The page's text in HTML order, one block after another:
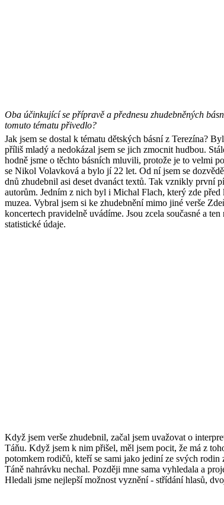
Oba účinkující se přípravě a přednesu zhudebněných
tomuto tématu přivedlo?
Jak jsem se dostal k tématu dětských básní z Terezína?
příliš mladý a nedokázal jsem se jich zmocnit hudbou.
hodně jsme o těchto básních mluvili, protože je to velmi
se Nikol Volavková a bylo jí 22 let. Od ní jsem se
dnů zhudebnil asi deset dvanáct textů. Tak vznikly první
autorům. Jedním z nich byl i Michal Flach, který zde
muzea. Vybral jsem si ke zhudebnění mimo jiné verše
koncertech pravidelně uvádíme. Jsou zcela současné a
statistické údaje.
Když jsem verše zhudebnil, začal jsem uvažovat o
Táňu. Když jsem k nim přišel, měl jsem pocit, že má z
potomkem rodičů, kteří se sami jako jediní ze svých
Táně nahrávku nechal. Později mne sama vyhledala a
Hledali jsme nejlepší možnost vyznění - střídání hlasů,